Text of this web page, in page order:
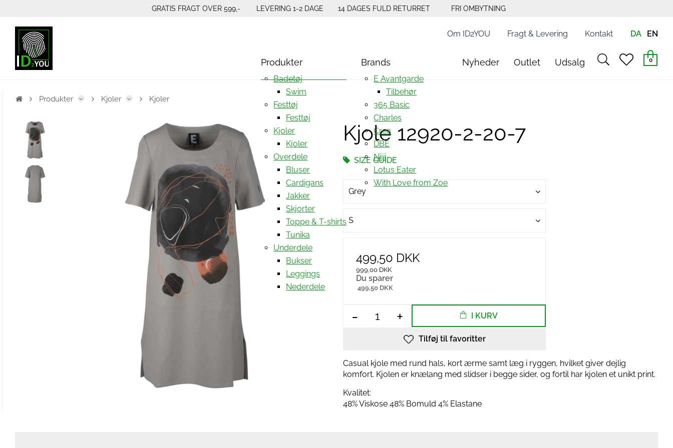
GRATIS FRAGT OVER 599,- LEVERING 1-2 DAGE 14 DAGES FULD RETURRET FRI OMBYTNING
Produkter
Badetøj
Swim
Festtøj
Festtøj
Kjoler
Kjoler
Overdele
Bluser
Cardigans
Jakker
Skjorter
Toppe & T-shirts
Tunika
Underdele
Bukser
Leggings
Nederdele
Brands
E Avantgarde
Tilbehør
365 Basic
Charles
Crea
DBE
Nijii
Lotus Eater
With Love from Zoe
Nyheder Outlet Udsalg
searchheart
0
Om ID2YOU Fragt & Levering Kontakt DA EN
Produkter Kjoler Kjoler
Kjole 12920-2-20-7
SIZE GUIDE
Grey
S
499,50 DKK
999,00 DKK
Du sparer
499,50 DKK
- + I KURV
Tilføj til favoritter
Casual kjole med rund hals, kort ærme samt læg i ryggen, hvilket giver dejlig
komfort. Kjolen er knælang med slidser i begge sider, og fortil har kjolen et unikt print.
Kvalitet:
48% Viskose 48% Bomuld 4% Elastane